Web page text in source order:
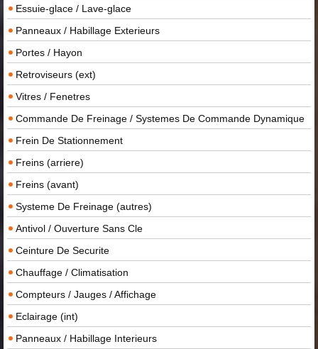
Essuie-glace / Lave-glace
Panneaux / Habillage Exterieurs
Portes / Hayon
Retroviseurs (ext)
Vitres / Fenetres
Commande De Freinage / Systemes De Commande Dynamique
Frein De Stationnement
Freins (arriere)
Freins (avant)
Systeme De Freinage (autres)
Antivol / Ouverture Sans Cle
Ceinture De Securite
Chauffage / Climatisation
Compteurs / Jauges / Affichage
Eclairage (int)
Panneaux / Habillage Interieurs